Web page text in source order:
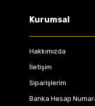
Kurumsal
Hakkımızda
İletişim
Siparişlerim
Banka Hesap